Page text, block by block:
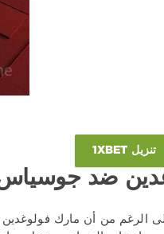
تنزيل 1XBET
ضد
الرغم من أن مارك فولوغدين